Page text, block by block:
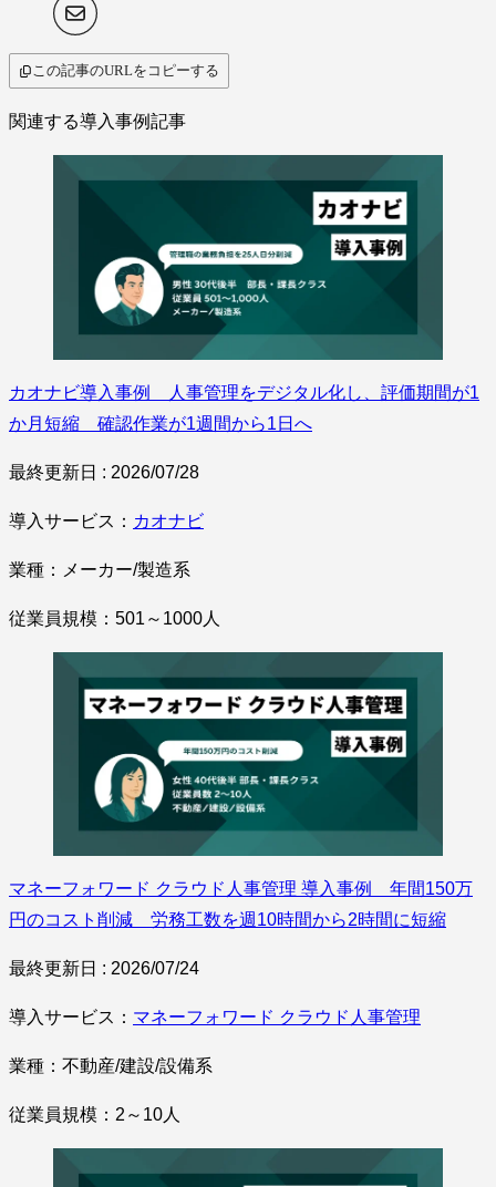
この記事のURLをコピーする
関連する導入事例記事
カオナビ導入事例 人事管理をデジタル化し、評価期間が1
か月短縮 確認作業が1週間から1日へ
最終更新日 : 2026/07/28
導入サービス： カオナビ
業種：メーカー/製造系
従業員規模：501～1000人
マネーフォワード クラウド人事管理 導入事例 年間150万
円のコスト削減 労務工数を週10時間から2時間に短縮
最終更新日 : 2026/07/24
導入サービス： マネーフォワード クラウド人事管理
業種：不動産/建設/設備系
従業員規模：2～10人